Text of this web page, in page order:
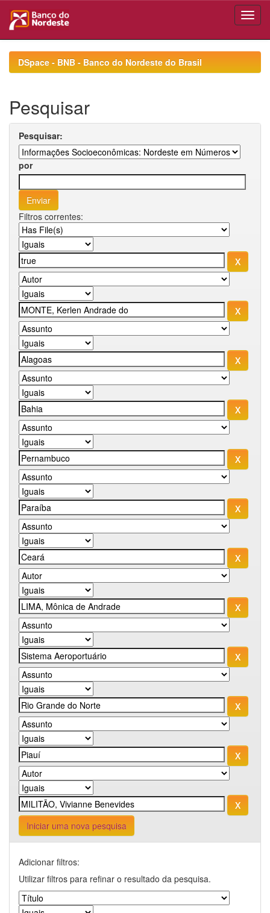
navigationDSpace - BNB - Banco do Nordeste do Brasil
Pesquisar
Pesquisar:
por
Filtros correntes:
Iniciar uma nova pesquisa
Adicionar filtros:
Utilizar filtros para refinar o resultado da pesquisa.